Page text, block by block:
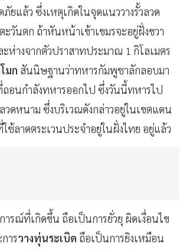
แล้ว ซึ่งเหตุเกิดในจุดแนววางรั้วลวด
วันตก ถ้าหันหน้าเข้าเขมรจะอยู่ฝั่งขวา
ห่างจากตัวปราสาทประมาณ 1 กิโลเมตร
มก สันนิษฐานว่าทหารกัมพูชาลักลอบมา
ถอนกำลังทหารออกไป ซึ่งวันนี้ทหารไป
วดหนาม ซึ่งบริเวณดังกล่าวอยู่ในเขตแดน
ช้ลาดตระเวนประจำอยู่ในฝั่งไทย อยู่แล้ว
ารณ์ที่เกิดขึ้น ถือเป็นการยั่วยุ ผิดเงื่อนไข
ารวางทุ่นระเบิด ถือเป็นการยิงเหมือน